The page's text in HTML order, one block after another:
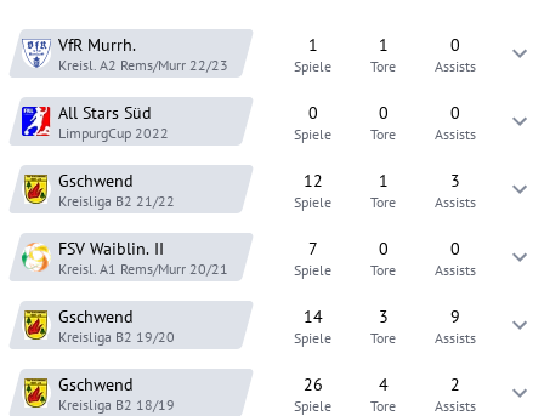
VfR Murrh.
Kreisl. A2 Rems/Murr 22/23
1
Spiele
1
Tore
0
Assists
All Stars Süd
LimpurgCup 2022
0
Spiele
0
Tore
0
Assists
Gschwend
Kreisliga B2 21/22
12
Spiele
1
Tore
3
Assists
FSV Waiblin. II
Kreisl. A1 Rems/Murr 20/21
7
Spiele
0
Tore
0
Assists
Gschwend
Kreisliga B2 19/20
14
Spiele
3
Tore
9
Assists
Gschwend
Kreisliga B2 18/19
26
Spiele
4
Tore
2
Assists